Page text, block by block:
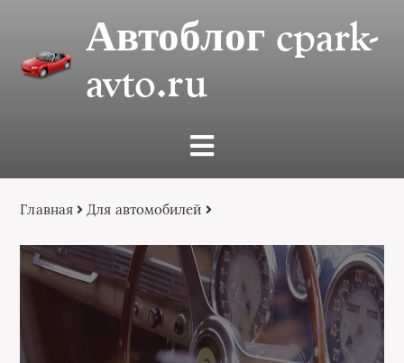
Автоблог cpark-
avto.ru
Главная Для автомобилей